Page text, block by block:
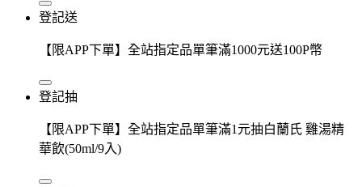
登記送
【限APP下單】全站指定品單筆滿1000元送100P幣
登記抽
【限APP下單】全站指定品單筆滿1元抽白蘭氏 雞湯精
華飲(50ml/9入)